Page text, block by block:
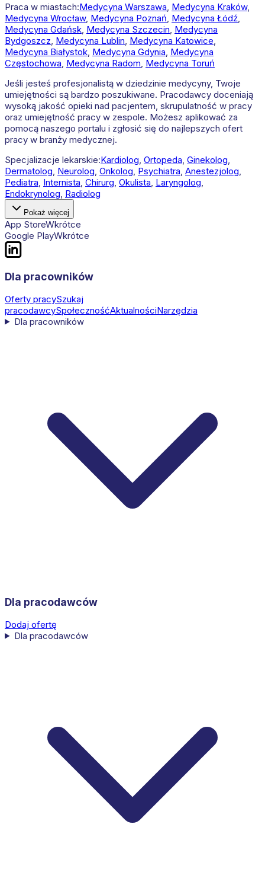
Praca w miastach:Medycyna Warszawa Medycyna Kraków,
Medycyna Wrocław, Medycyna Poznań Medycyna Łódź
Medycyna Gdańsk Medycyna Szczecin Medycyna
Bydgoszcz Medycyna Lublin Medycyna Katowice
Medycyna Białystok Medycyna Gdynia Medycyna
Częstochowa Medycyna Radom Medycyna Toruń
Jeśli jesteś profesjonalistą w dziedzinie medycyny, Twoje
umiejętności są bardzo poszukiwane. Pracodawcy doceniają
wysoką jakość opieki nad pacjentem, skrupulatność w pracy
oraz umiejętność pracy w zespole. Możesz aplikować za
pomocą naszego portalu i zgłosić się do najlepszych ofert
pracy w branży medycznej.
Specjalizacje lekarskie:Kardiolog Ortopeda Ginekolog
Dermatolog Neurolog Onkolog Psychiatra Anestezjolog
Pediatra Internista Chirurg Okulista Laryngolog
Endokrynolog Radiolog
Pokaż więcej
App StoreWkrótce
Google PlayWkrótce
Dla pracowników
Oferty pracySzukaj
pracodawcySpołecznośćAktualnościNarzędzia
Dla pracowników
Dla pracodawców
Dodaj ofertę
Dla pracodawców